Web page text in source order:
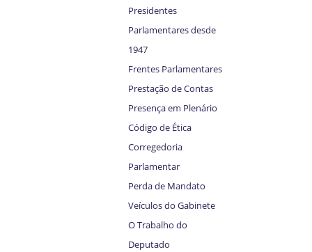
Presidentes
Parlamentares desde
1947
Frentes Parlamentares
Prestação de Contas
Presença em Plenário
Código de Ética
Corregedoria
Parlamentar
Perda de Mandato
Veículos do Gabinete
O Trabalho do
Deputado